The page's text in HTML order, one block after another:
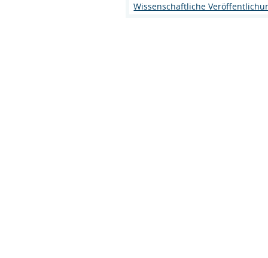
Wissenschaftliche